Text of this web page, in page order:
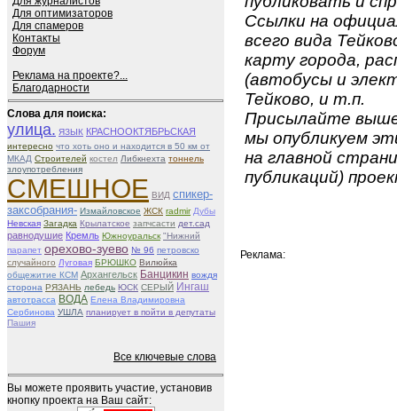
Для оптимизаторов
Для спамеров
Контакты
Форум
Реклама на проекте?...
Благодарности
Слова для поиска:
улица. ЯЗЫК КРАСНООКТЯБРЬСКАЯ
интересно что хоть оно и находится в 50 км от
МКАД Строителей костел Либкнехта тоннель
злоупотребления
СМЕШНОЕ ВИД спикер-
заксобрания- Измайловское ЖСК radmir Дубы
Невская Загадка Крылатское запчсасти дет.сад
равнодушие Кремль Южноуральск "Нижний
парапет орехово-зуево № 96 петровско
случайного Луговая БРЮШКО Вилюйка
общежитие КСМ Архангельск Банцикин вождя
сторона РЯЗАНЬ лебедь ЮСК СЕРЫЙ Ингаш
автотрасса ВОДА Елена Владимировна
Сербинова УШЛА планирует в пойти в депутаты
Пашия
Все ключевые слова
Вы можете проявить участие, установив
кнопку проекта на Ваш сайт:
Ссылки на
всего вида
карту города,
(автобусы и
Тейково, и т.п.
Присылайте
мы опубликуем
на главной
публикаций)
Реклама: